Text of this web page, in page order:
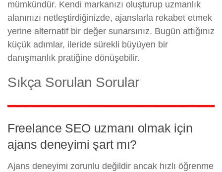
mümkündür. Kendi markanızı oluşturup uzmanlık
alanınızı netleştirdiğinizde, ajanslarla rekabet etmek
yerine alternatif bir değer sunarsınız. Bugün attığınız
küçük adımlar, ileride sürekli büyüyen bir
danışmanlık pratiğine dönüşebilir.
Sıkça Sorulan Sorular
Freelance SEO uzmanı olmak için
ajans deneyimi şart mı?
Ajans deneyimi zorunlu değildir ancak hızlı öğrenme